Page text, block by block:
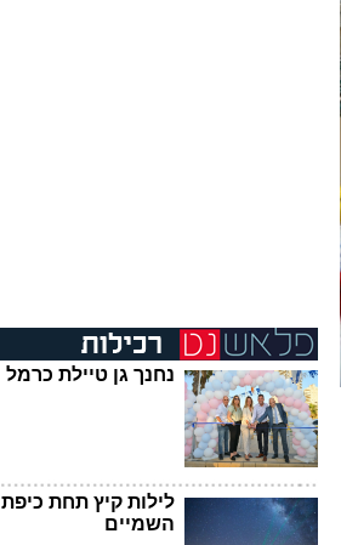
נחנך גן טיילת כרמל
לילות קיץ תחת כיפת
השמיים